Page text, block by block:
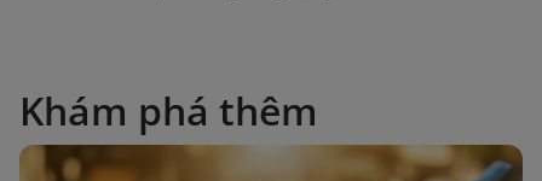
Khám phá thêm